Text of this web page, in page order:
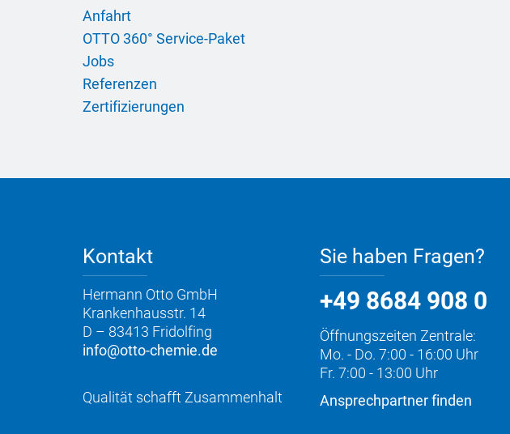
Anfahrt
OTTO 360° Service-Paket
Jobs
Referenzen
Zertifizierungen
Kontakt
Hermann Otto GmbH
Krankenhausstr. 14
D – 83413 Fridolfing
info@otto-chemie.de
Qualität schafft Zusammenhalt
Sie haben Fragen?
+49 8684 908 0
Öffnungszeiten Zentrale:
Mo. - Do. 7:00 - 16:00 Uhr
Fr. 7:00 - 13:00 Uhr
Ansprechpartner finden